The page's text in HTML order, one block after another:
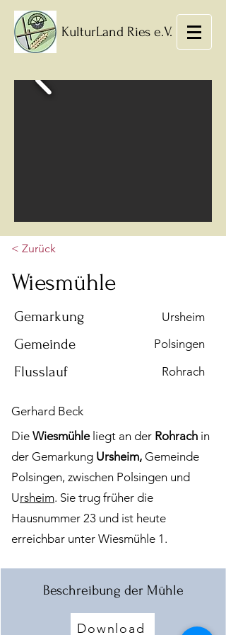
KulturLand Ries e.V.
< Zurück
Wiesmühle
Ursheim
Gemarkung
Polsingen
Gemeinde
Rohrach
Flusslauf
Gerhard Beck
Die Wiesmühleliegt an der Rohrach in
der Gemarkung Ursheim, Gemeinde
Polsingen, zwischen Polsingen und
Ursheim. Sie trug früher die
Hausnummer 23 und ist heute
erreichbar unter Wiesmühle 1.
Beschreibung der Mühle
Download